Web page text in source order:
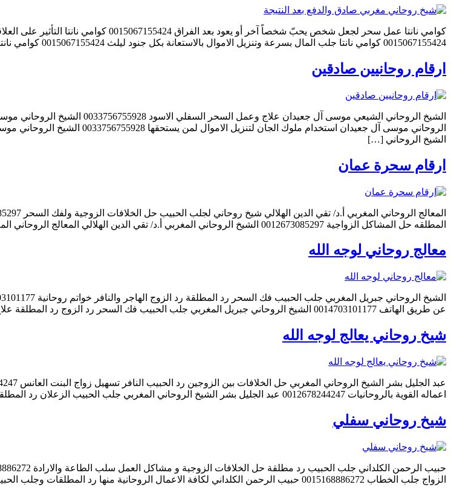
0015067155424 كوامي نانتا جلب المال بسرعة وتنزيل الاموال بالاستعانة بكل جنود ليلث 0015067155424 كوامي نانتا للسحر الأسود المظلم مستعينا بالقوى الشيطانية الخبيثة قوى الجوجو […]
ارقام روحانيين صادقين
الشيخ الروحاني […]
ارقام سحرة عمان
المطلقه حل المشاكل الزواجية 0012673085297 الشيخ الروحاني المغربي أ.د/ تقي الدين الهلالي المعالج الروحاني المغربي لعلاج السحر والمس والتابعة 0012673085297 تقي الدين الهلالي رد الحبيب البعيد […]
معالج روحاني لوجه الله
عن طريق الهاتف 0014703101177 الشيخ الروحاني جبريل المغربي جلب الحبيب فك السحر رد الزوج رد المطلقة علاج لقرين 0014703101177 الشيخ الروحاني جبريل المغربي جلب الحبيب ورد المطلقه […]
شيخ روحاني يعالج لوجه الله
اعماله القوية بالروحانيات 0012678244247 عبد الجليل بشر الشيخ الروحاني المغربي جلب الحبيب الزعلان رد المطلقة لزوجها تسهيل الزواج 0012678244247 عبد الجليل بشر الشيخ الروحاني المغربي نقوم […]
شيخ روحاني سفلي
الزواج جلب الخطاب 0015168886272 حبيب الرحمن الكلداني لكافة الاعمال الروحانية منها رد المطلقات وجلب الحبيب وفك السحر عن بعد 0015168886272 حبيب الرحمن الكلداني شيخ روحاني مضمون […]